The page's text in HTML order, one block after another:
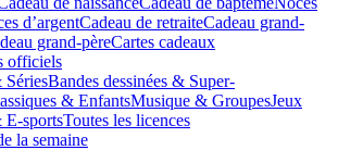
d’argentCadeau de retraiteCadeau grand-
grand-pèreCartes cadeaux
officiels
Bandes dessinées & Super-
& EnfantsMusique & GroupesJeux
sportsToutes les licences
la semaine